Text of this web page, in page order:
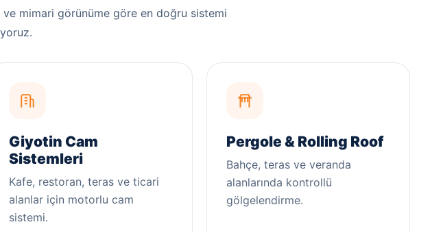
ve mimari görünüme göre en doğru sistemi
Giyotin Cam
Sistemleri
Kafe, restoran, teras ve ticari
alanlar için motorlu cam
sistemi.
Pergole & Rolling Roof
Bahçe, teras ve veranda
alanlarında kontrollü
gölgelendirme.